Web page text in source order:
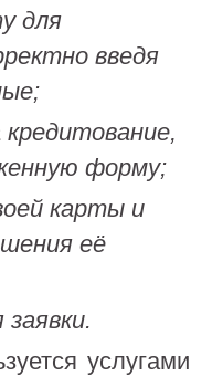
для
введя
форму;
карты и
её
услугами